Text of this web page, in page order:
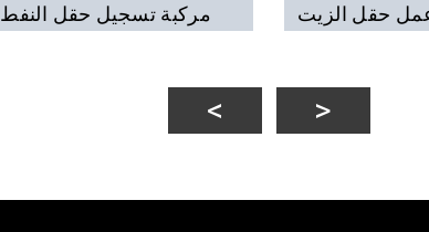
مركبة تسجيل حقل النفط